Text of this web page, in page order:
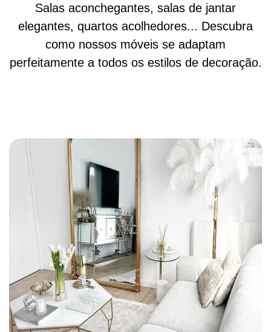
Salas aconchegantes, salas de jantar
elegantes, quartos acolhedores... Descubra
como nossos móveis se adaptam
perfeitamente a todos os estilos de decoração.